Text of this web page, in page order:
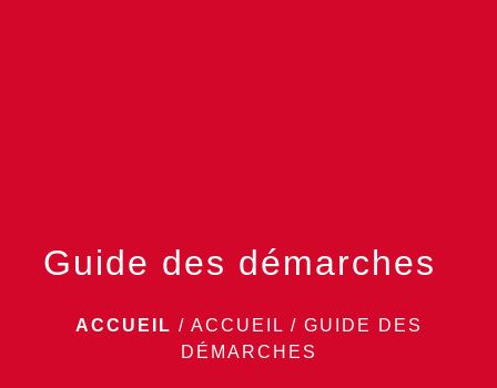
Guide des démarches
ACCUEIL / ACCUEIL / GUIDE DES
DÉMARCHES